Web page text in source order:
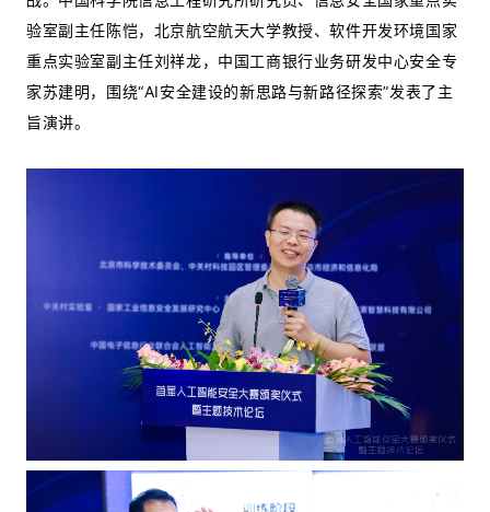
验室副主任陈恺，北京航空航天大学教授、软件开发环境国家
重点实验室副主任刘祥龙，中国工商银行业务研发中心安全专
家苏建明，围绕“AI安全建设的新思路与新路径探索”发表了主
旨演讲。